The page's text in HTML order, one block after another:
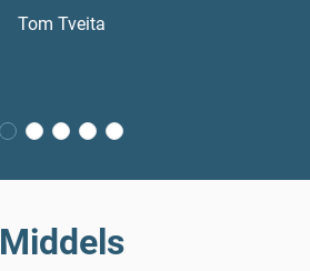
Tom Tveita
Middels